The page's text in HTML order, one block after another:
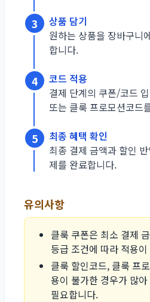
3
상품 담기
원하는 상품을 장바구니
합니다.
4
코드 적용
결제 단계의 쿠폰/코드
또는 클룩 프로모션코드
5
최종 혜택 확인
최종 결제 금액과 할인
제를 완료합니다.
유의사항
클룩 쿠폰은 최소 결제
등급 조건에 따라 적용
클룩 할인코드, 클룩 프
용이 불가한 경우가 많
필요합니다.